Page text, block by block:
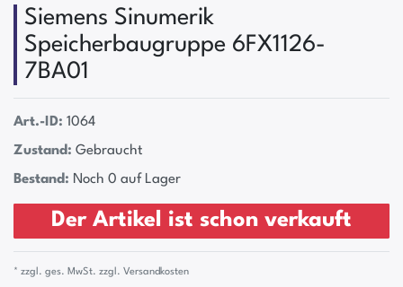
Siemens Sinumerik
Speicherbaugruppe 6FX1126-
7BA01
Art.-ID: 1064
Zustand: Gebraucht
Bestand: Noch 0 auf Lager
Der Artikel ist schon verkauft
* zzgl. ges. MwSt. zzgl. Versandkosten